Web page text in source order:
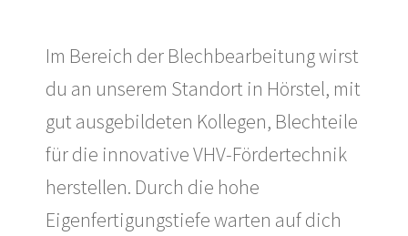
Im Bereich der Blechbearbeitung wirst
du an unserem Standort in Hörstel, mit
gut ausgebildeten Kollegen, Blechteile
für die innovative VHV-Fördertechnik
herstellen. Durch die hohe
Eigenfertigungstiefe warten auf dich